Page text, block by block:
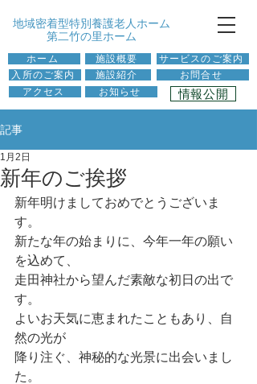
​地域密着型特別養護老人ホーム
第二竹の里ホーム
情報公開
ホーム 施設概要
サービスのご案内
入所のご案内
施設紹介
お問合せ
アクセス
お知らせ
記事
新年のご挨拶
1月2日
新年明けましておめでとうございま
す。
新たな年の始まりに、今年一年の願い
を込めて、
走田神社から望んだ素敵な初日の出で
す。
よいお天気に恵まれたこともあり、自
然の光が
降り注ぐ、神秘的な光景に出会いまし
た。